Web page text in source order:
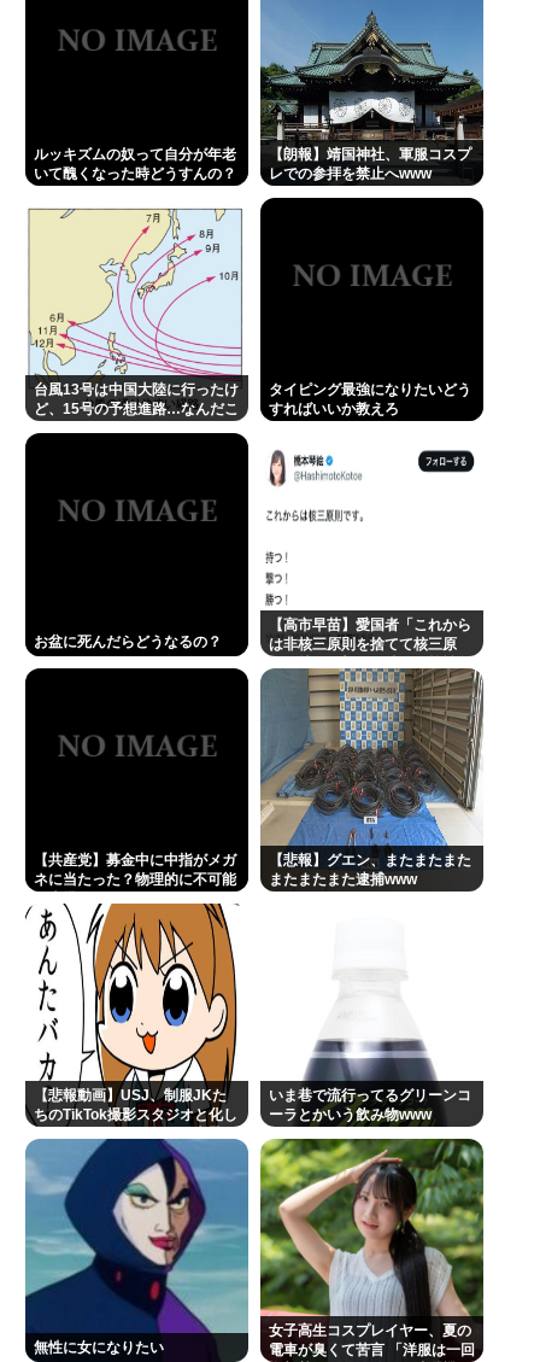
誰でもできる仕事してるやつって死にたくならん
なして君ら「テスラ」買わないの？モデル3なら300
万程度で買える.コスパ最強車がここにあるのに
有田哲平、高田馬場は「嫌いな街ですね」「早稲田
大学がございます、僕は落ちましたので」
1浪して法政に入った女さん、ワカッテTVのせいでジ
サツする
許せない不祥事タレントランキングが発表される 俺
たちの永野芽郁を抑えて1位に輝いたのは…
佐藤二朗さんと橋本愛さん、騒動1ヶ月後にそれぞれ
SNS復帰し初ツイートが出揃う
Powered by livedoor 相互RSS
ルッキズムの奴って自分が年老
いて醜くなった時どうすんの？
【朗報】靖国神社、軍服コスプ
レでの参拝を禁止へwww
台風13号は中国大陸に行ったけ
ど、15号の予想進路…なんだこ
タイピング最強になりたいどう
すればいいか教えろ
お盆に死んだらどうなるの？
【高市早苗】愛国者「これから
は非核三原則を捨てて核三原
には慣れている、試してみる
か？」
【共産党】募金中に中指がメガ
ネに当たった？物理的に不可能
【悲報】グエン、またまたまた
またまたまた逮捕www
【悲報動画】USJ、制服JKた
ちのTikTok撮影スタジオと化し
広がるｗｗｗ
【Pickup08083030】
いま巷で流行ってるグリーンコ
ーラとかいう飲み物www
無性に女になりたい
女子高生コスプレイヤー、夏の
電車が臭くて苦言 「洋服は一回